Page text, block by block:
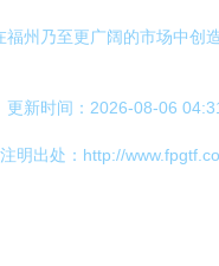
州乃至更广阔的市场中创
更新时间：2026-08-06
明出处：http://